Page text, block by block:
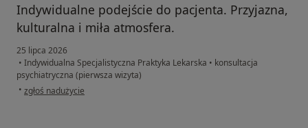
Indywidualne podejście do pacjenta. Przyjazna,
kulturalna i miła atmosfera.
25 lipca 2026
• Indywidualna Specjalistyczna Praktyka Lekarska • konsultacja
psychiatryczna (pierwsza wizyta)
• w opinii użytkownika AO
zgłoś nadużycie